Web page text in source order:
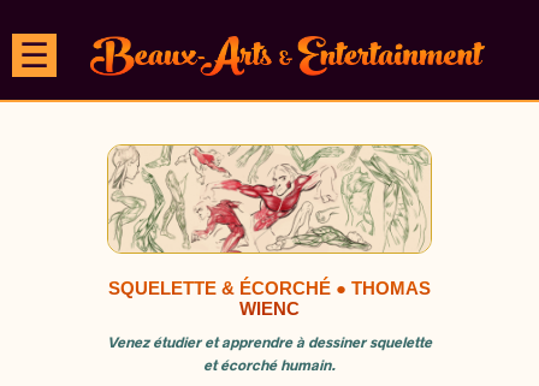
SQUELETTE & ÉCORCHÉ ● THOMAS
WIENC
Venez étudier et apprendre à dessiner squelette
et écorché humain.
☰